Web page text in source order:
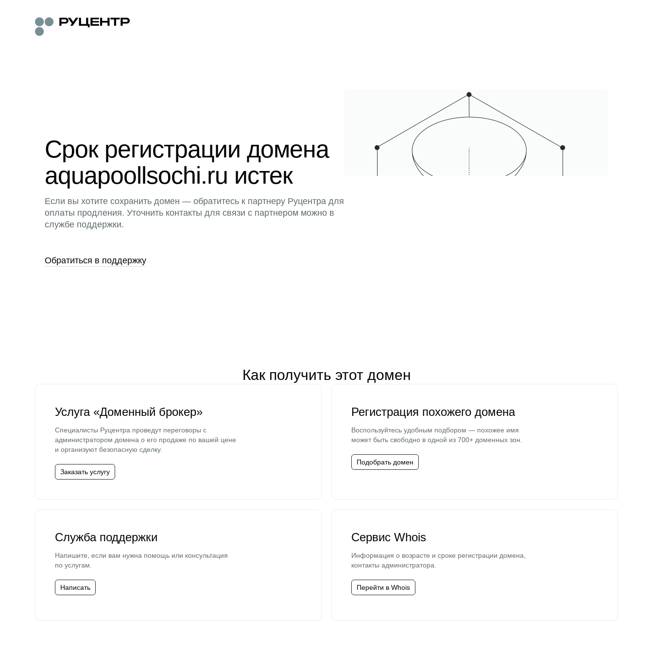
Срок регистрации домена
aquapoollsochi.ru истек
Если вы хотите сохранить домен — обратитесь к партнеру Руцентра для
оплаты продления. Уточнить контакты для связи с партнером можно в
службе поддержки.
Обратиться в поддержку
Как получить этот домен
Услуга «Доменный брокер»
Специалисты Руцентра проведут переговоры с
администратором домена о его продаже по вашей цене
и организуют безопасную сделку.
Заказать услугу
Регистрация похожего домена
Воспользуйтесь удобным подбором — похожее имя
может быть свободно в одной из 700+ доменных зон.
Подобрать домен
Служба поддержки
Напишите, если вам нужна помощь или консультация
по услугам.
Написать
Сервис Whois
Информация о возрасте и сроке регистрации домена,
контакты администратора.
Перейти в Whois